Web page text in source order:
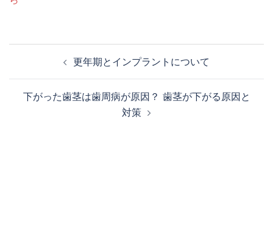
更年期とインプラントについて
下がった歯茎は歯周病が原因？ 歯茎が下がる原因と
対策